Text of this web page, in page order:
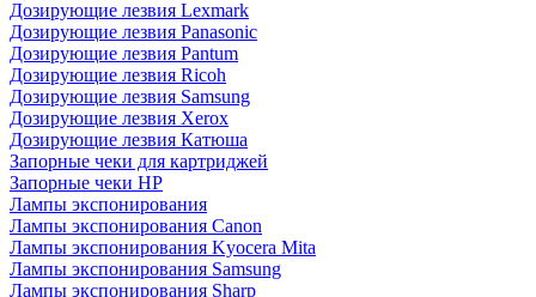
Дозирующие лезвия Lexmark
Дозирующие лезвия Panasonic
Дозирующие лезвия Pantum
Дозирующие лезвия Ricoh
Дозирующие лезвия Samsung
Дозирующие лезвия Xerox
Дозирующие лезвия Катюша
Запорные чеки для картриджей
Запорные чеки HP
Лампы экспонирования
Лампы экспонирования Canon
Лампы экспонирования Kyocera Mita
Лампы экспонирования Samsung
Лампы экспонирования Sharp